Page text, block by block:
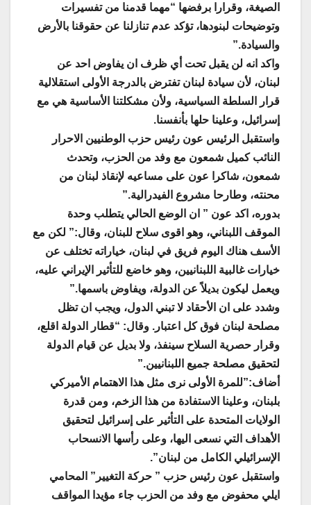
الصيغة، وقرارا برفضها “مهما قدمنا من تفسيرات
وتوضيحات لبنودها، تؤكد عدم تنازلنا عن حقوقنا بالأرض
والسيادة.”
واكد انه لن يقبل تحت أي ظرف ان يفاوض احد عن
لبنان، لأن سيادة لبنان تفترض بالدرجة الأولى استقلالية
قرار السلطة السياسية، ولأن مشكلتنا الأساسية هي مع
إسرائيل، وعلينا حلها بأنفسنا.
واستقبل الرئيس عون رئيس حزب الوطنيين الاحرار
النائب كميل شمعون مع وفد من الحزب، وتحدث
شمعون، شاكرا عون على مساعيه لإنقاذ لبنان من
محنته، وطارحا مشروع الفيدرالية.”
بدوره، اكد عون ” ان الوضع الحالي يتطلب وحدة
الموقف اللبناني، وهو اقوى سلاح للبنان، وقال:” لكن مع
الأسف هناك اليوم فريق في لبنان، خياراته تختلف عن
خيارات غالبية اللبنانيين، وهو خاضع للتأثير الإيراني عليه،
ويعمل ليكون بديلاً عن الدولة، ويفاوض باسمها.”
وشدد على ان الأحقاد لا تبني الدول، ويجب ان تظل
مصلحة لبنان فوق كل اعتبار. وقال: “قطار الدولة اقلع،
وقرار حصرية السلاح سينفذ، ولا بديل عن قيام الدولة
لتحقيق مصلحة جميع اللبنانيين.”
أضاف:”للمرة الأولى نرى مثل هذا الاهتمام الأميركي
بلبنان، وعلينا الاستفادة من هذا الزخم، ومن قدرة
الولايات المتحدة على التأثير على إسرائيل لتحقيق
الأهداف التي نسعى اليها، وعلى رأسها الانسحاب
الإسرائيلي الكامل من لبنان”.
واستقبل عون رئيس حزب ” حركة التغيير” المحامي
ايلي محفوض مع وفد من الحزب جاء مؤيدا المواقف